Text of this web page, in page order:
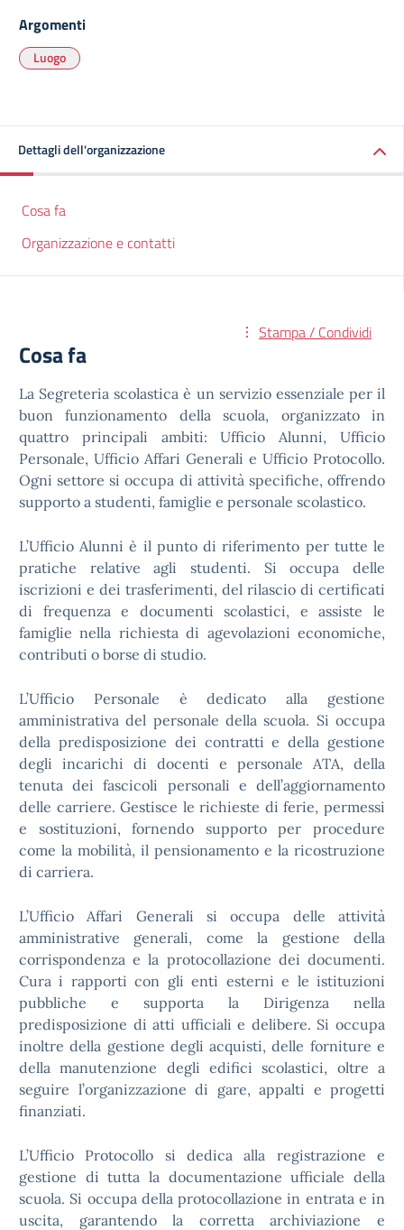
Argomenti
Luogo
Dettagli dell'organizzazione
Cosa fa
Organizzazione e contatti
Stampa / Condividi
Cosa fa
La Segreteria scolastica è un servizio essenziale per il
buon funzionamento della scuola, organizzato in
quattro principali ambiti: Ufficio Alunni, Ufficio
Personale, Ufficio Affari Generali e Ufficio Protocollo.
Ogni settore si occupa di attività specifiche, offrendo
supporto a studenti, famiglie e personale scolastico.
L’Ufficio Alunni è il punto di riferimento per tutte le
pratiche relative agli studenti. Si occupa delle
iscrizioni e dei trasferimenti, del rilascio di certificati
di frequenza e documenti scolastici, e assiste le
famiglie nella richiesta di agevolazioni economiche,
contributi o borse di studio.
L’Ufficio Personale è dedicato alla gestione
amministrativa del personale della scuola. Si occupa
della predisposizione dei contratti e della gestione
degli incarichi di docenti e personale ATA, della
tenuta dei fascicoli personali e dell’aggiornamento
delle carriere. Gestisce le richieste di ferie, permessi
e sostituzioni, fornendo supporto per procedure
come la mobilità, il pensionamento e la ricostruzione
di carriera.
L’Ufficio Affari Generali si occupa delle attività
amministrative generali, come la gestione della
corrispondenza e la protocollazione dei documenti.
Cura i rapporti con gli enti esterni e le istituzioni
pubbliche e supporta la Dirigenza nella
predisposizione di atti ufficiali e delibere. Si occupa
inoltre della gestione degli acquisti, delle forniture e
della manutenzione degli edifici scolastici, oltre a
seguire l’organizzazione di gare, appalti e progetti
finanziati.
L’Ufficio Protocollo si dedica alla registrazione e
gestione di tutta la documentazione ufficiale della
scuola. Si occupa della protocollazione in entrata e in
uscita, garantendo la corretta archiviazione e